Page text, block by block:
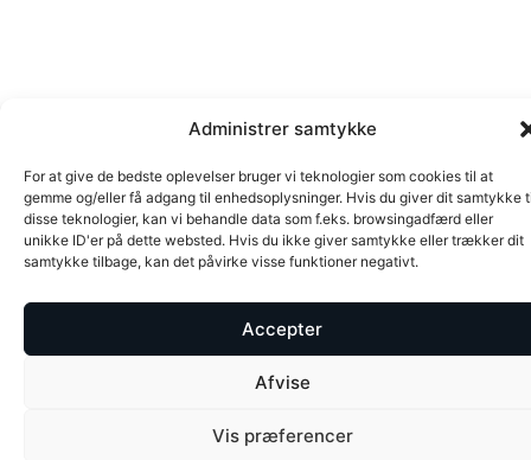
Administrer samtykke
For at give de bedste oplevelser bruger vi teknologier som cookies til at
gemme og/eller få adgang til enhedsoplysninger. Hvis du giver dit samtykke
disse teknologier, kan vi behandle data som f.eks. browsingadfærd eller
unikke ID'er på dette websted. Hvis du ikke giver samtykke eller trækker dit
samtykke tilbage, kan det påvirke visse funktioner negativt.
Accepter
Afvise
Vis præferencer